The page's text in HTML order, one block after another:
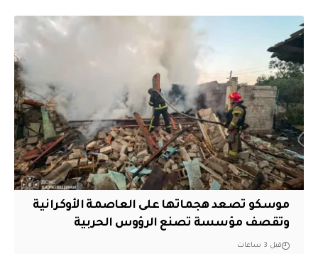
موسكو تصعد هجماتها على العاصمة الأوكرانية
وتقصف مؤسسة تصنع الرؤوس الحربية
قبل 3 ساعات